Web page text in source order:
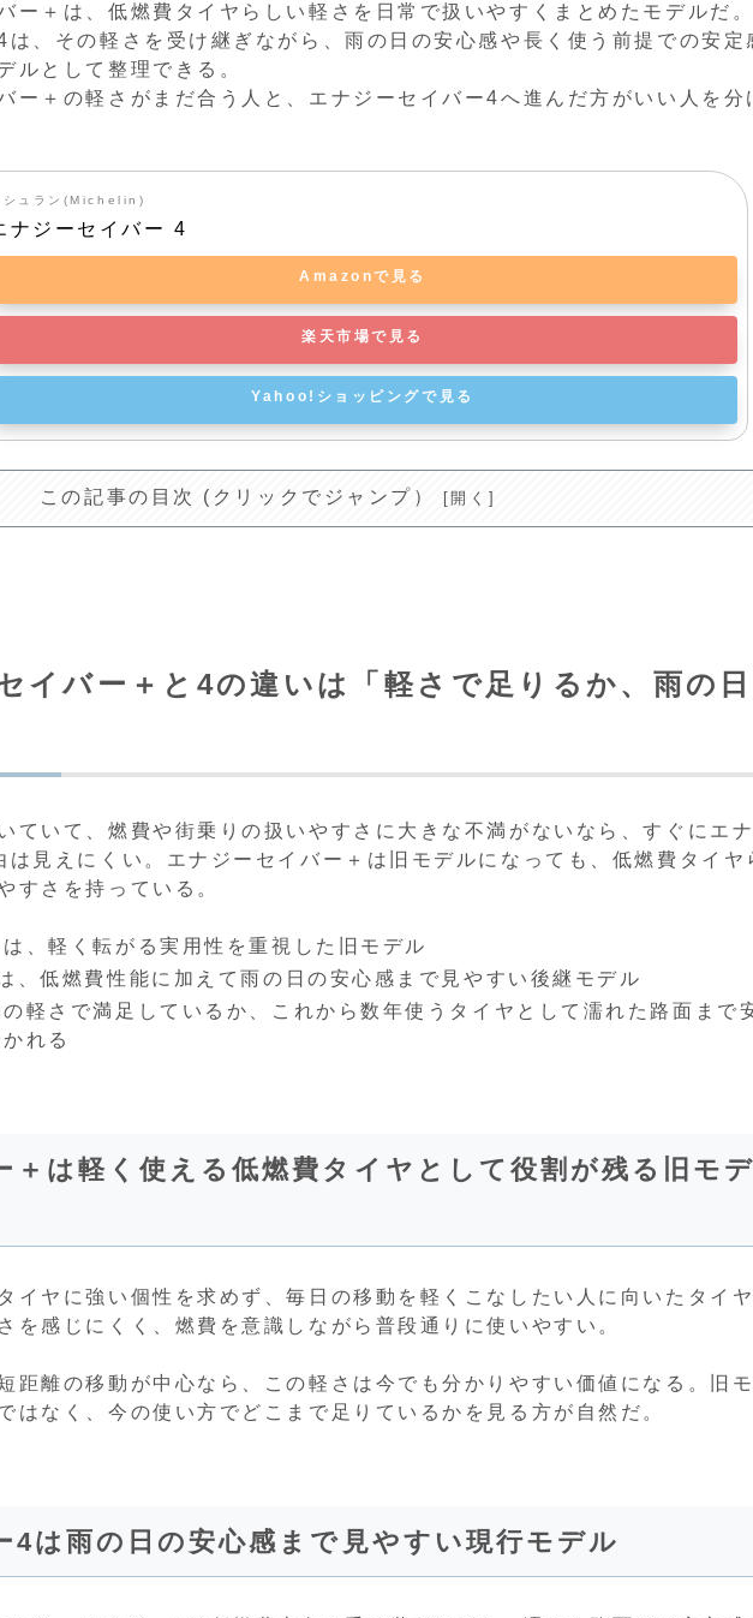
ー＋は、低燃費タイヤらしい軽さを日常で扱いやすくまとめたモデルだ。
、その軽さを受け継ぎながら、雨の日の安心感や長く使う前提での安定
ルとして整理できる。
ー＋の軽さがまだ合う人と、エナジーセイバー4へ進んだ方がいい人を分
シュラン(Michelin)
ナジーセイバー 4
Amazonで見る
楽天市場で見る
Yahoo!ショッピングで見る
この記事の目次 (クリックでジャンプ）
イバー＋と4の違いは「軽さで足りるか、雨の日
ていて、燃費や街乗りの扱いやすさに大きな不満がないなら、すぐにエ
見えにくい。エナジーセイバー＋は旧モデルになっても、低燃費タイヤ
すさを持っている。
、軽く転がる実用性を重視した旧モデル
、低燃費性能に加えて雨の日の安心感まで見やすい後継モデル
軽さで満足しているか、これから数年使うタイヤとして濡れた路面まで
れる
＋は軽く使える低燃費タイヤとして役割が残る旧モデ
イヤに強い個性を求めず、毎日の移動を軽くこなしたい人に向いたタイヤ
を感じにくく、燃費を意識しながら普段通りに使いやすい。
距離の移動が中心なら、この軽さは今でも分かりやすい価値になる。旧
はなく、今の使い方でどこまで足りているかを見る方が自然だ。
4は雨の日の安心感まで見やすい現行モデル